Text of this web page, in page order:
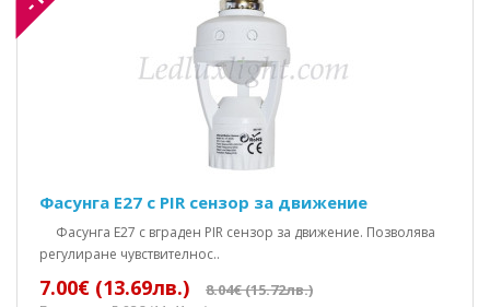
Фасунга Е27 с PIR сензор за движение
Фасунга E27 с вграден PIR сензор за движение. Позволява
регулиране чувствителнос..
7.00€ (13.69лв.) 8.04€ (15.72лв.)